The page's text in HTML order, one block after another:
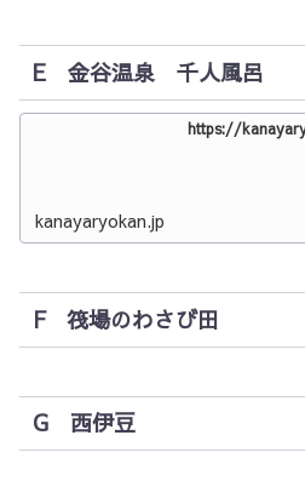
E 金谷温泉 千人風呂
https://
kanayaryokan.jp
F 筏場のわさび田
G 西伊豆